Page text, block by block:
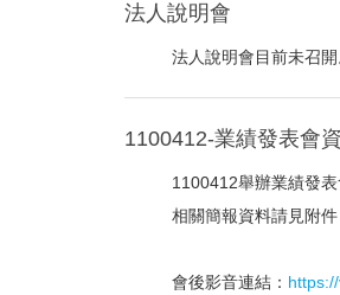
法人說明會
法人說明會目前未召開
1100412-業績發表會
1100412舉辦業績發表
相關簡報資料請見附件
會後影音連結：